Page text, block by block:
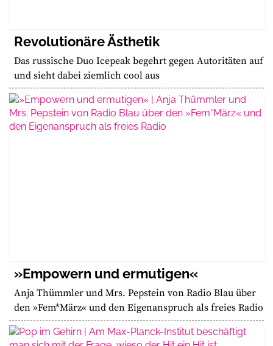
Revolutionäre Ästhetik
Das russische Duo Icepeak begehrt gegen Autoritäten auf
und sieht dabei ziemlich cool aus
»Empowern und ermutigen«
Anja Thümmler und Mrs. Pepstein von Radio Blau über
den »Fem*März« und den Eigenanspruch als freies Radio